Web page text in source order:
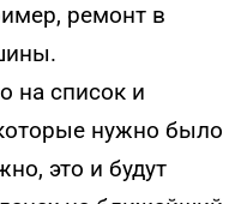
ремонт в
на список и
нужно было
это и будут